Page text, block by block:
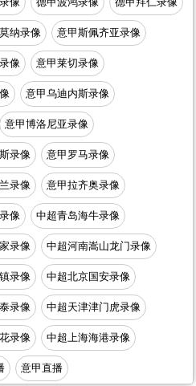
纳录像 意甲斯佩齐亚录像
像 意甲莱切录像
意甲乌迪内斯录像
意甲博洛尼亚录像
录像 意甲罗马录像
录像 意甲拉齐奥录像
像 中超青岛海牛录像
录像 中超河南嵩山龙门录像
录像 中超北京国安录像
录像 中超天津津门虎录像
录像 中超上海海港录像
意甲直播